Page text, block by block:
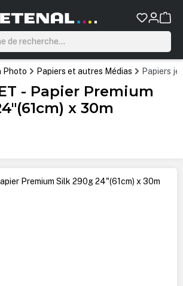
Photo Papiers et autres Médias Papiers
- Papier Premium
x 30m